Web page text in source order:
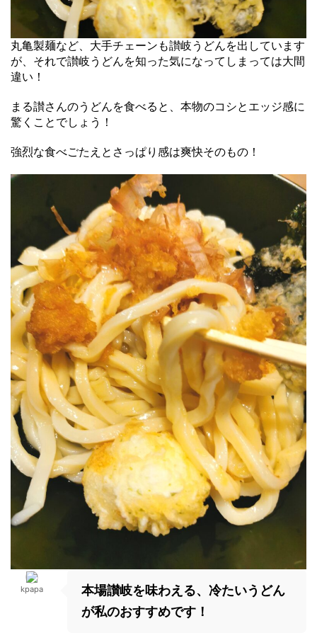
丸亀製麺など、大手チェーンも讃岐うどんを出しています
が、それで讃岐うどんを知った気になってしまっては大間
違い！
まる讃さんのうどんを食べると、本物のコシとエッジ感に
驚くことでしょう！
強烈な食べごたえとさっぱり感は爽快そのもの！
kpapa
本場讃岐を味わえる、冷たいうどん
が私のおすすめです！